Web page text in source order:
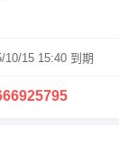
10/15 15:40 到期